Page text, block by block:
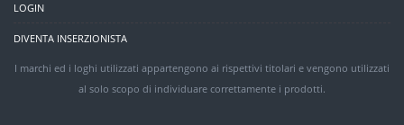
LOGIN
DIVENTA INSERZIONISTA
I marchi ed i loghi utilizzati appartengono ai rispettivi titolari e vengono utilizzati
al solo scopo di individuare correttamente i prodotti.